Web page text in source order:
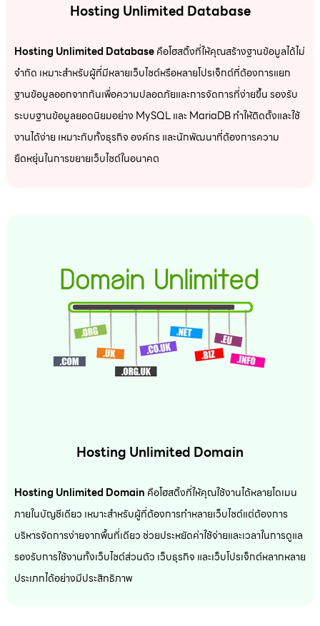
Hosting Unlimited Database
Hosting Unlimited Databaseคือโฮสติ้งที่ให้คุณสร้างฐานข้อมูลได้ไม่
จำกัด เหมาะสำหรับผู้ที่มีหลายเว็บไซต์หรือหลายโปรเจ็กต์ที่ต้องการแยก
ฐานข้อมูลออกจากกันเพื่อความปลอดภัยและการจัดการที่ง่ายขึ้น รองรับ
ระบบฐานข้อมูลยอดนิยมอย่าง MySQL และ MariaDB ทำให้ติดตั้งและใช้
งานได้ง่าย เหมาะกับทั้งธุรกิจ องค์กร และนักพัฒนาที่ต้องการความ
ยืดหยุ่นในการขยายเว็บไซต์ในอนาคต
Hosting Unlimited Domain
Hosting Unlimited Domain คือโฮสติ้งที่ให้คุณใช้งานได้หลายโดเมน
ภายในบัญชีเดียว เหมาะสำหรับผู้ที่ต้องการทำหลายเว็บไซต์แต่ต้องการ
บริหารจัดการง่ายจากพื้นที่เดียว ช่วยประหยัดค่าใช้จ่ายและเวลาในการดูแล
รองรับการใช้งานทั้งเว็บไซต์ส่วนตัว เว็บธุรกิจ และเว็บโปรเจ็กต์หลากหลาย
ประเภทได้อย่างมีประสิทธิภาพ